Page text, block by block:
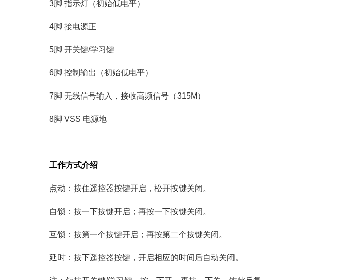
3脚 指示灯（初始低电平）
4脚 接电源正
5脚 开关键/学习键
6脚 控制输出（初始低电平）
7脚 无线信号输入，接收高频信号（315M）
8脚 VSS 电源地
工作方式介绍
点动：按住遥控器按键开启，松开按键关闭。
自锁：按一下按键开启；再按一下按键关闭。
互锁：按第一个按键开启；再按第二个按键关闭。
延时：按下遥控器按键，开启相应的时间后自动关闭。